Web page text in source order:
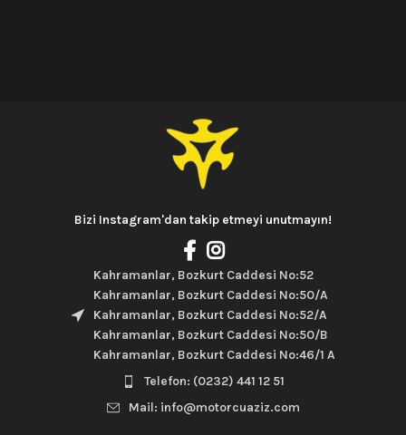
Bizi Instagram'dan takip etmeyi unutmayın!
Kahramanlar, Bozkurt Caddesi No:52
Kahramanlar, Bozkurt Caddesi No:50/A
Kahramanlar, Bozkurt Caddesi No:52/A
Kahramanlar, Bozkurt Caddesi No:50/B
Kahramanlar, Bozkurt Caddesi No:46/1 A
Telefon: (0232) 441 12 51
Mail: info@motorcuaziz.com